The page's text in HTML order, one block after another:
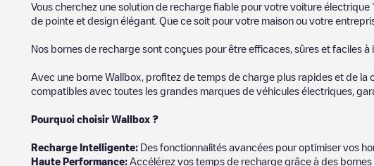
Vous cherchez une solution de recharge fiable pour votre voiture électrique
de pointe et design élégant. Que ce soit pour votre maison ou votre
Nos bornes de recharge sont conçues pour être efficaces, sûres et faciles
Avec une borne Wallbox, profitez de temps de charge plus rapides et de
compatibles avec toutes les grandes marques de véhicules électriques,
Pourquoi choisir Wallbox ?
Recharge Intelligente: Des fonctionnalités avancées pour optimiser vos
Haute Performance: Accélérez vos temps de recharge grâce à des bornes